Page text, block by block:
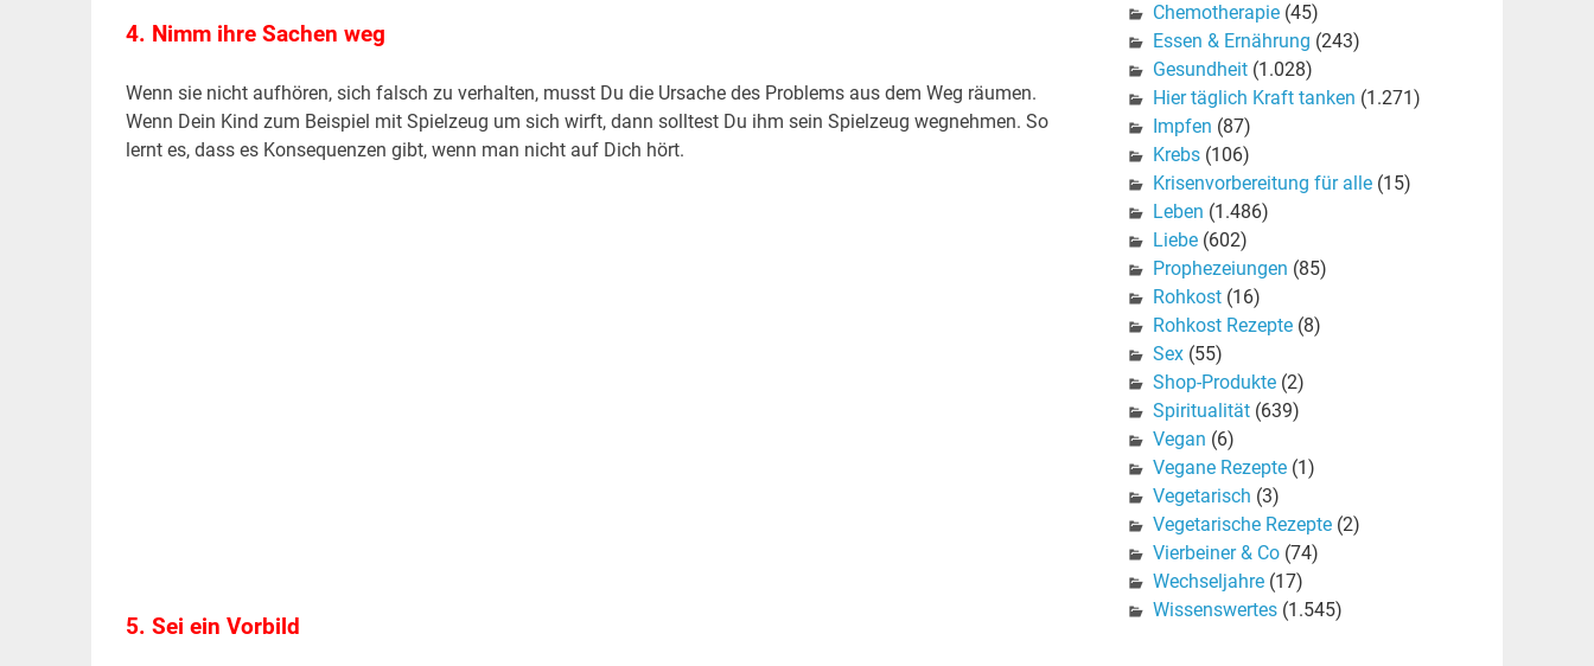
4. Nimm ihre Sachen weg
Wenn sie nicht aufhören, sich falsch zu verhalten, musst Du die Ursache des Problems aus dem Weg räumen.
Wenn Dein Kind zum Beispiel mit Spielzeug um sich wirft, dann solltest Du ihm sein Spielzeug wegnehmen. So
lernt es, dass es Konsequenzen gibt, wenn man nicht auf Dich hört.
5. Sei ein Vorbild
Chemotherapie(45)
Essen & Ernährung (243)
Gesundheit(1.028)
Hier täglich Kraft tanken (1.271)
Impfen (87)
Krebs(106)
Krisenvorbereitung für alle(15)
Leben (1.486)
Liebe(602)
Prophezeiungen (85)
Rohkost(16)
Rohkost Rezepte(8)
Sex(55)
Shop-Produkte(2)
Spiritualität(639)
Vegan (6)
Vegane Rezepte(1)
Vegetarisch (3)
Vegetarische Rezepte(2)
Vierbeiner & Co(74)
Wechseljahre(17)
Wissenswertes(1.545)